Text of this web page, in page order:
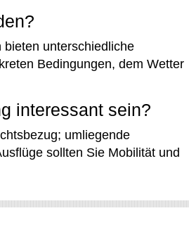
unterschiedliche
Bedingungen, dem Wetter
interessant sein?
umliegende
sollten Sie Mobilität und